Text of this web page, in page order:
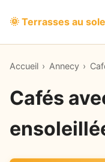
🌞 Terrasses au
Accueil › Annecy ›
Cafés